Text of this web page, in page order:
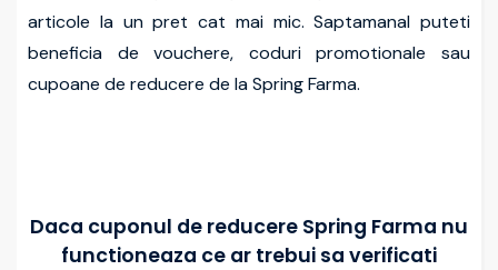
articole la un pret cat mai mic. Saptamanal puteti
beneficia de vouchere, coduri promotionale sau
cupoane de reducere de la Spring Farma.
Daca cuponul de reducere Spring Farma nu
functioneaza ce ar trebui sa verificati